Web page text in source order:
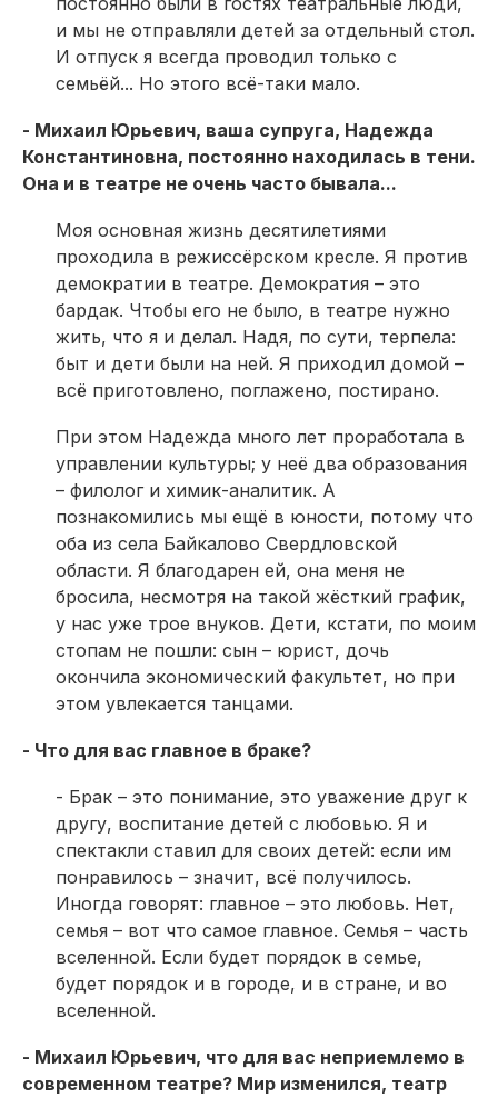
и мы не отправляли детей за отдельный стол.
И отпуск я всегда проводил только с
семьёй... Но этого всё-таки мало.
- Михаил Юрьевич, ваша супруга, Надежда
Константиновна, постоянно находилась в тени.
Она и в театре не очень часто бывала...
Моя основная жизнь десятилетиями
проходила в режиссёрском кресле. Я против
демократии в театре. Демократия – это
бардак. Чтобы его не было, в театре нужно
жить, что я и делал. Надя, по сути, терпела:
быт и дети были на ней. Я приходил домой –
всё приготовлено, поглажено, постирано.
При этом Надежда много лет проработала в
управлении культуры; у неё два образования
– филолог и химик-аналитик. А
познакомились мы ещё в юности, потому что
оба из села Байкалово Свердловской
области. Я благодарен ей, она меня не
бросила, несмотря на такой жёсткий график,
у нас уже трое внуков. Дети, кстати, по моим
стопам не пошли: сын – юрист, дочь
окончила экономический факультет, но при
этом увлекается танцами.
- Что для вас главное в браке?
- Брак – это понимание, это уважение друг к
другу, воспитание детей с любовью. Я и
спектакли ставил для своих детей: если им
понравилось – значит, всё получилось.
Иногда говорят: главное – это любовь. Нет,
семья – вот что самое главное. Семья – часть
вселенной. Если будет порядок в семье,
будет порядок и в городе, и в стране, и во
вселенной.
- Михаил Юрьевич, что для вас неприемлемо в
современном театре? Мир изменился, театр